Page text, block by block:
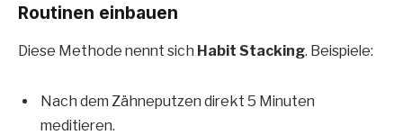
Routinen einbauen
Diese Methode nennt sich Habit Stacking. Beispiele:
Nach dem Zähneputzen direkt 5 Minuten
meditieren.